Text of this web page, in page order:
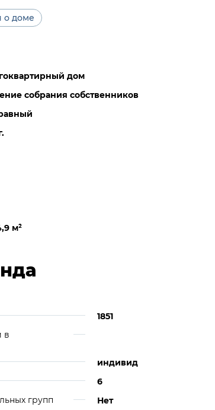
о доме
дом
собрания собственников
м²
1851
в
индивид
6
групп
Нет